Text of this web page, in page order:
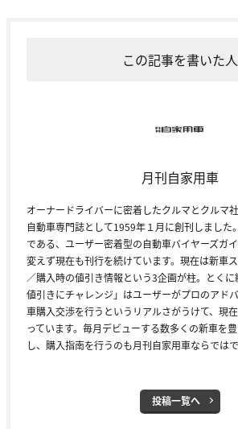
この記事を書いた人
月刊自家用車
オーナードライバーに密着したクルマとクルマ
自動車専門誌として1959年１月に創刊しました
である、ユーザー密着型の自動車バイヤーズガ
変えず現在も刊行を続けています。現在は新車
／購入時の値引き情報という3企画が柱。とく
値引きにチャレンジ」はユーザーがプロのアド
車購入交渉を行うというリアルさがうけて、現
っています。毎月デビューする数多くの新車を
し、購入指南を行うのも月刊自家用車ならではで
投稿一覧へ